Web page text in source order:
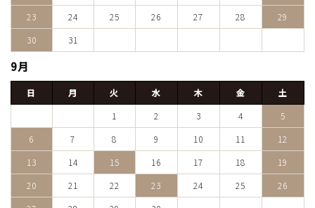
23
24 25 26 27 28
29
30
31
9月
日 月 火 水 木 金
土
1
2 3 4
5
6
7 8 9 10 11
12
13
14 15 16 17 18
19
20
21 22 23 24 25
26